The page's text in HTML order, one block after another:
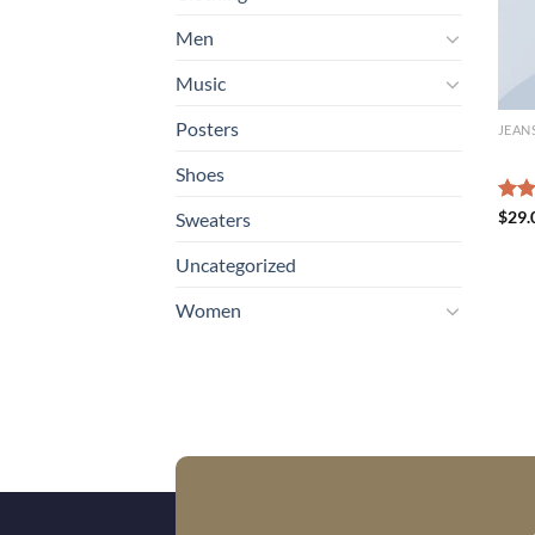
Men
Music
Posters
Shoes
Sweaters
Uncategorized
Women
$